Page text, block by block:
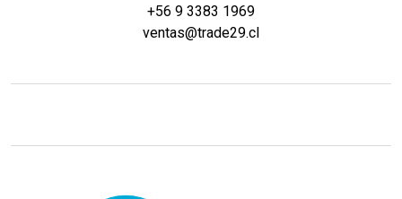
+56 9 3383 1969
ventas@trade29.cl